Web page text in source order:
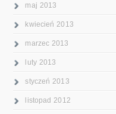
maj 2013
kwiecień 2013
marzec 2013
luty 2013
styczeń 2013
listopad 2012